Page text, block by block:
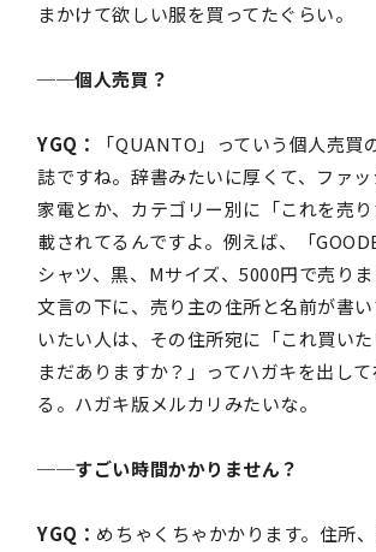
まかけて欲しい服を買ってたぐらい。
──個人売買？
YGQ：
「QUANTO」っていう個人売買
誌ですね。辞書みたいに厚くて、ファッ
家電とか、カテゴリー別に「これを売
載されてるんですよ。例えば、「
シャツ、黒、Mサイズ、5000円で売りま
文言の下に、売り主の住所と名前が書
いたい人は、その住所宛に「これ買い
まだありますか？」ってハガキを出し
る。ハガキ版メルカリみたいな。
──すごい時間かかりません？
YGQ： めちゃくちゃかかります。住所